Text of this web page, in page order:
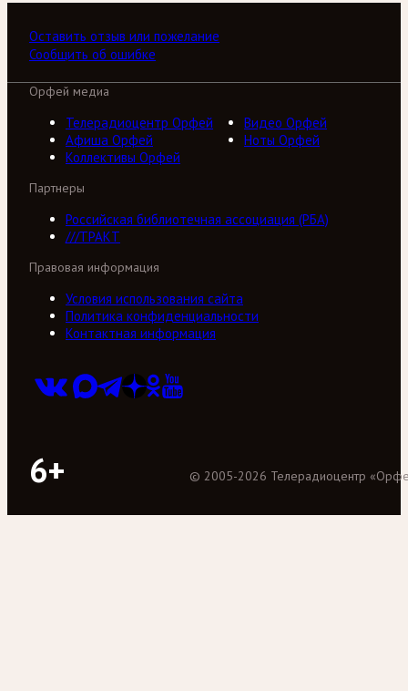
Оставить отзыв или пожелание
Сообщить об ошибке
Орфей медиа
Телерадиоцентр Орфей
Видео Орфей
Афиша Орфей
Ноты Орфей
Коллективы Орфей
Партнеры
Российская библиотечная ассоциация (РБА)
///ТРАКТ
Правовая информация
Условия использования сайта
Политика конфиденциальности
Контактная информация
6+ © 2005-2026 Телерадиоцентр